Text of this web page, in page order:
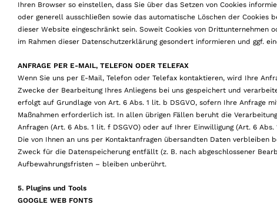
Ihren Browser so einstellen, dass Sie über das Setzen von Cookies
oder generell ausschließen sowie das automatische Löschen der
dieser Website eingeschränkt sein. Soweit Cookies von Drittunternehmen
im Rahmen dieser Datenschutzerklärung gesondert informieren und ggf.
ANFRAGE PER E-MAIL, TELEFON ODER TELEFAX
Wenn Sie uns per E-Mail, Telefon oder Telefax kontaktieren, wird Ihre
Zwecke der Bearbeitung Ihres Anliegens bei uns gespeichert und
erfolgt auf Grundlage von Art. 6 Abs. 1 lit. b DSGVO, sofern Ihre Anfrage
Maßnahmen erforderlich ist. In allen übrigen Fällen beruht die
Anfragen (Art. 6 Abs. 1 lit. f DSGVO) oder auf Ihrer Einwilligung (Art. 6
Die von Ihnen an uns per Kontaktanfragen übersandten Daten verbleiben
Zweck für die Datenspeicherung entfällt (z. B. nach abgeschlossener
Aufbewahrungsfristen – bleiben unberührt.
5. Plugins und Tools
GOOGLE WEB FONTS